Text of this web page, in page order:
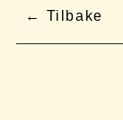
Tilbake